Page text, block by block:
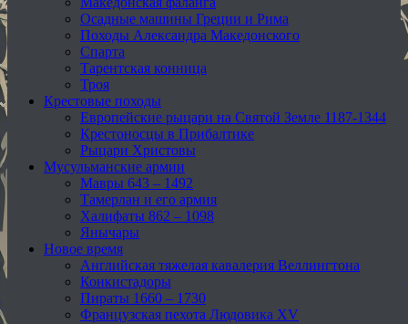
Осадные машины Греции и Рима
Походы Александра Македонского
Спарта
Тарентская конница
Троя
Крестовые походы
Европейские рыцари на Святой Земле 1187-1344
Крестоносцы в Прибалтике
Рыцари Христовы
Мусульманские армии
Мавры 643 – 1492
Тамерлан и его армия
Халифаты 862 – 1098
Янычары
Новое время
Английская тяжелая кавалерия Веллингтона
Конкистадоры
Пираты 1660 – 1730
Французская пехота Людовика XV